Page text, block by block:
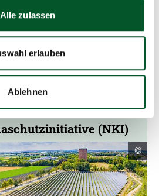
Alle zulassen
erlauben
Ablehnen
(NKI)
©